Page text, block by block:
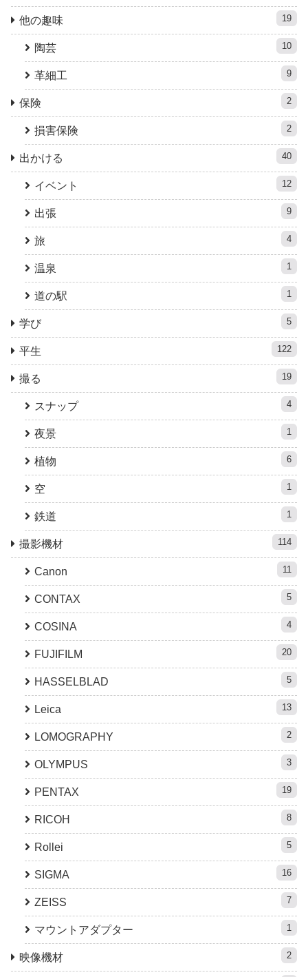
他の趣味 19
陶芸 10
革細工 9
保険 2
損害保険 2
出かける 40
イベント 12
出張 9
旅 4
温泉 1
道の駅 1
学び 5
平生 122
撮る 19
スナップ 4
夜景 1
植物 6
空 1
鉄道 1
撮影機材 114
Canon 11
CONTAX 5
COSINA 4
FUJIFILM 20
HASSELBLAD 5
Leica 13
LOMOGRAPHY 2
OLYMPUS 3
PENTAX 19
RICOH 8
Rollei 5
SIGMA 16
ZEISS 7
マウントアダプター 1
映像機材 2